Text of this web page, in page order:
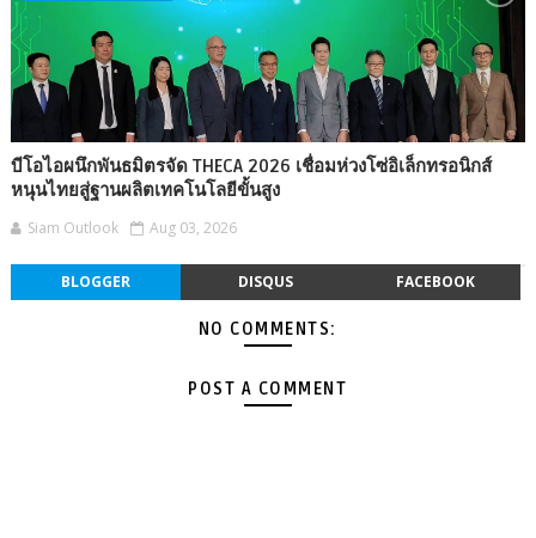
บีโอไอผนึกพันธมิตรจัด THECA 2026 เชื่อมห่วงโซ่อิเล็กทรอนิกส์
หนุนไทยสู่ฐานผลิตเทคโนโลยีขั้นสูง
Siam Outlook Aug 03, 2026
BLOGGER DISQUS FACEBOOK
NO COMMENTS:
POST A COMMENT